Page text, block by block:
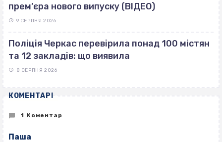
прем’єра нового випуску (ВІДЕО)
9 СЕРПНЯ 2026
Поліція Черкас перевірила понад 100 містян
та 12 закладів: що виявила
8 СЕРПНЯ 2026
КОМЕНТАРІ
1 Коментар
Паша